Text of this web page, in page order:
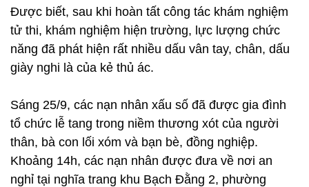
Được biết, sau khi hoàn tất công tác khám nghiệm
tử thi, khám nghiệm hiện trường, lực lượng chức
năng đã phát hiện rất nhiều dấu vân tay, chân, dấu
giày nghi là của kẻ thủ ác.
Sáng 25/9, các nạn nhân xấu số đã được gia đình
tổ chức lễ tang trong niềm thương xót của người
thân, bà con lối xóm và bạn bè, đồng nghiệp.
Khoảng 14h, các nạn nhân được đưa về nơi an
nghỉ tại nghĩa trang khu Bạch Đằng 2, phường